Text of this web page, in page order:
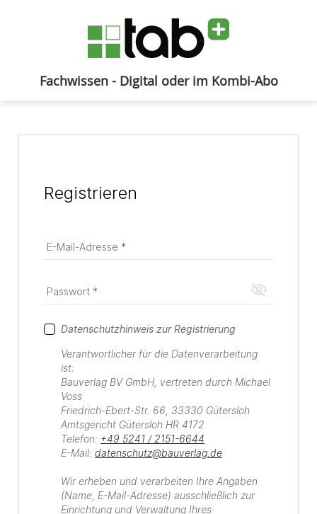
Fachwissen - Digital oder im Kombi-Abo